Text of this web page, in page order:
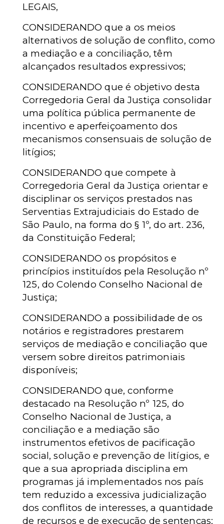
LEGAIS,
CONSIDERANDO que a os meios
alternativos de solução de conflito, como
a mediação e a conciliação, têm
alcançados resultados expressivos;
CONSIDERANDO que é objetivo desta
Corregedoria Geral da Justiça consolidar
uma política pública permanente de
incentivo e aperfeiçoamento dos
mecanismos consensuais de solução de
litígios;
CONSIDERANDO que compete à
Corregedoria Geral da Justiça orientar e
disciplinar os serviços prestados nas
Serventias Extrajudiciais do Estado de
São Paulo, na forma do § 1º, do art. 236,
da Constituição Federal;
CONSIDERANDO os propósitos e
princípios instituídos pela Resolução nº
125, do Colendo Conselho Nacional de
Justiça;
CONSIDERANDO a possibilidade de os
notários e registradores prestarem
serviços de mediação e conciliação que
versem sobre direitos patrimoniais
disponíveis;
CONSIDERANDO que, conforme
destacado na Resolução nº 125, do
Conselho Nacional de Justiça, a
conciliação e a mediação são
instrumentos efetivos de pacificação
social, solução e prevenção de litígios, e
que a sua apropriada disciplina em
programas já implementados nos país
tem reduzido a excessiva judicialização
dos conflitos de interesses, a quantidade
de recursos e de execução de sentenças;